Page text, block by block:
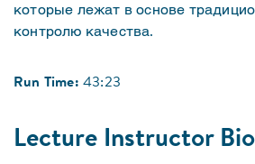
которые лежат в основе
контролю качества.
Run Time: 43:23
Lecture Instructor